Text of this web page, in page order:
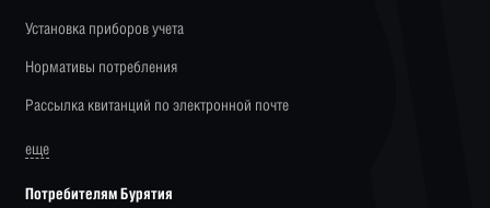
Установка приборов учета
Нормативы потребления
Рассылка квитанций по электронной почте
еще
Потребителям Бурятия